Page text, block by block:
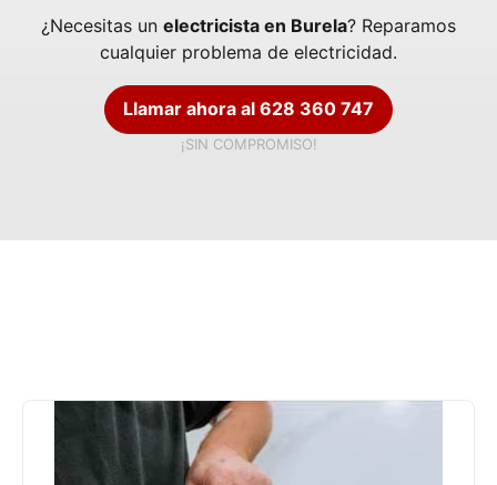
¿Necesitas un electricista en Burela? Reparamos
cualquier problema de electricidad.
Llamar ahora al 628 360 747
¡SIN COMPROMISO!